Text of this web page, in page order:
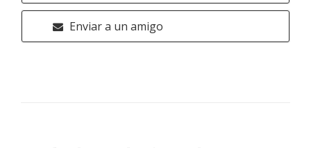
Enviar a un amigo